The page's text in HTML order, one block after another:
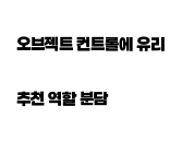
오브젝트 컨트롤에 유리
추천 역할 분담